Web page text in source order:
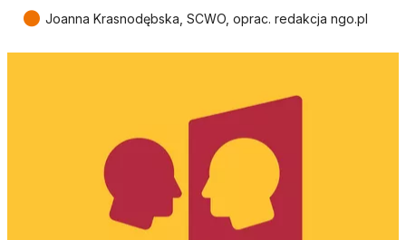
● Joanna Krasnodębska, SCWO, oprac. redakcja ngo.pl